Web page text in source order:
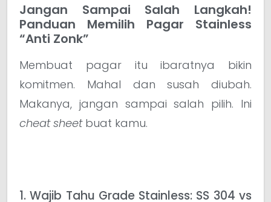
Jangan Sampai Salah Langkah!
Panduan Memilih Pagar Stainless
“Anti Zonk”
Membuat pagar itu ibaratnya bikin
komitmen. Mahal dan susah diubah.
Makanya, jangan sampai salah pilih. Ini
cheat sheetbuat kamu.
1. Wajib Tahu Grade Stainless: SS 304 vs